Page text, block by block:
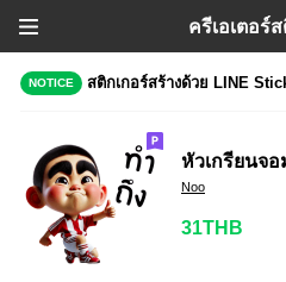
ครีเอเตอร์
NOTICE สติกเกอร์สร้างด้วย LINE
หัวเกรียนจ
Noo
31THB